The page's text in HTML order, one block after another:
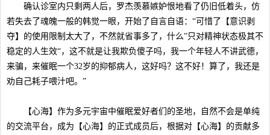
确认诊室内只剩两人后，罗杰羡慕嫉妒恨地看了仍旧低着头，仿
若失去了魂魄一般的韩觉一眼，开始了自言自语：“可惜了【意识剥
夺】的使用限制太大了，不然就省事多了，什么”只对精神状态极其不
稳定的人生效“，这不就是让我欺负傻子吗，我一个年轻人不讲武德，
来骗，来催眠一个32岁的抑郁病人，这好吗？这不好！算了，我还是
劝自己耗子喂汁吧。”
【心海】作为多元宇宙中催眠爱好者们的圣地，自然不会是单纯
的交流平台，成为【心海】的正式成员后，根据对【心海】的贡献多